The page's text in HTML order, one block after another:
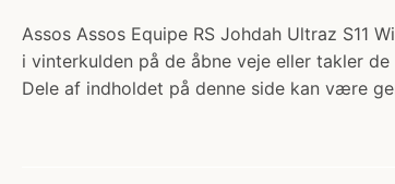
Assos Assos Equipe RS Johdah Ultraz S11
i vinterkulden på de åbne veje eller takler
Dele af indholdet på denne side kan være